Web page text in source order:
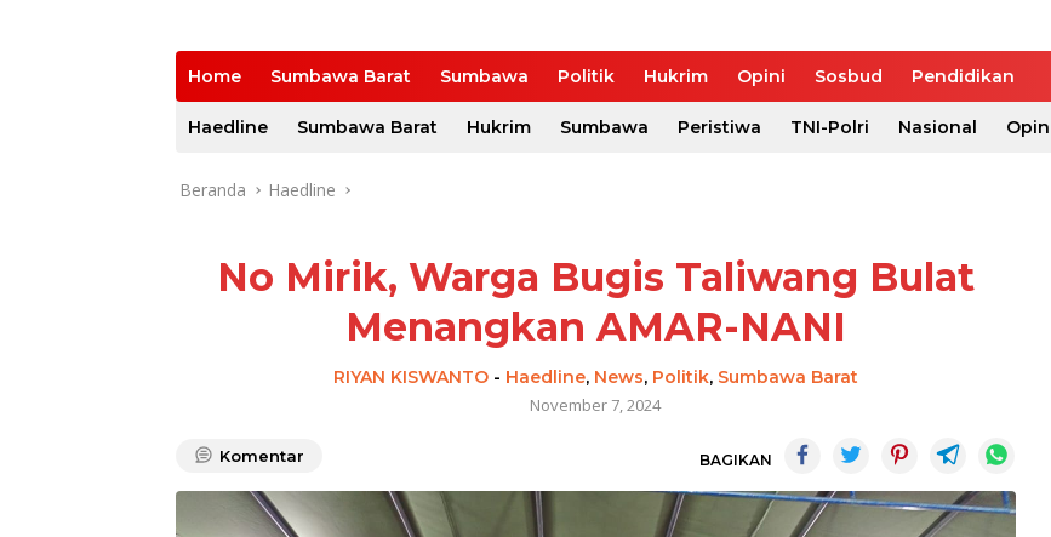
Home Sumbawa Barat Sumbawa Politik Hukrim Opini Sosbud Pendidikan
Haedline Sumbawa Barat Hukrim Sumbawa Peristiwa TNI-Polri Nasional
Beranda Haedline
No Mirik, Warga Bugis Taliwang Bulat
Menangkan AMAR-NANI
RIYAN KISWANTO- Haedline, News, Politik, Sumbawa Barat
November 7, 2024
Komentar BAGIKAN